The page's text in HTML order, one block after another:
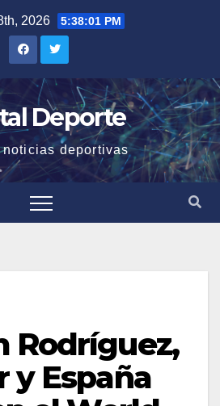
2026 5:38:02 PM
Deporte
noticias deportivas
Rodríguez,
y España